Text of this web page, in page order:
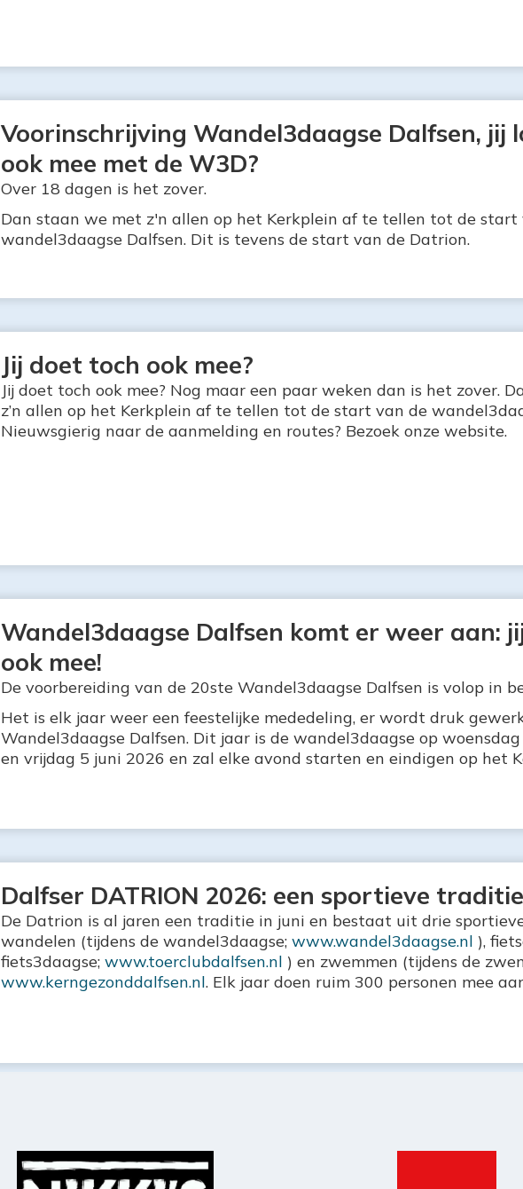
Voorinschrijving Wandel3daagse Dalfsen, jij
ook mee met de W3D?
Over 18 dagen is het zover.
Dan staan we met z'n allen op het Kerkplein af te tellen tot de start
wandel3daagse Dalfsen. Dit is tevens de start van de Datrion.
Jij doet toch ook mee?
Jij doet toch ook mee? Nog maar een paar weken dan is het zover.
z’n allen op het Kerkplein af te tellen tot de start van de
Nieuwsgierig naar de aanmelding en routes? Bezoek onze website.
Wandel3daagse Dalfsen komt er weer aan:
ook mee!
De voorbereiding van de 20ste Wandel3daagse Dalfsen is volop in
Het is elk jaar weer een feestelijke mededeling, er wordt druk
Wandel3daagse Dalfsen. Dit jaar is de wandel3daagse op
en vrijdag 5 juni 2026 en zal elke avond starten en eindigen op het
Dalfser DATRION 2026: een sportieve traditie
De Datrion is al jaren een traditie in juni en bestaat uit drie
wandelen (tijdens de wandel3daagse; www.wandel3daagse.nl ),
fiets3daagse; www.toerclubdalfsen.nl ) en zwemmen (tijdens de
www.kerngezonddalfsen.nl. Elk jaar doen ruim 300 personen mee